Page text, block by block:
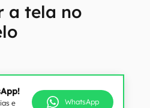
a tela no
e
WhatsApp